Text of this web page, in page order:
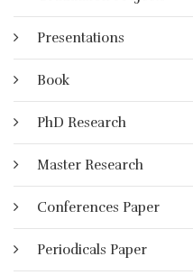
Presentations
Book
PhD Research
Master Research
Conferences Paper
Periodicals Paper
الخاص الصعید الدولي من g الاستجابة، والتعاون g لزیادة قدرة
More Details